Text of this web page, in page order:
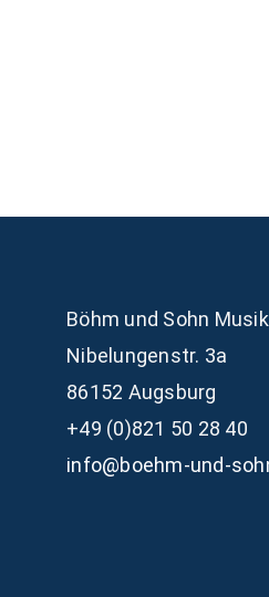
Böhm und Sohn
Nibelungenstr. 3a
86152 Augsburg
+49 (0)821 50 28 40
info@boehm-und-